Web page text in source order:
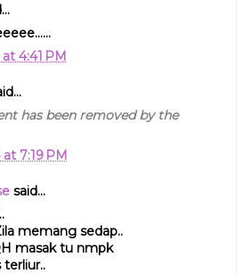
4:41 PM
has been removed by the
7:19 PM
said...
memang sedap..
masak tu nmpk
terliur..